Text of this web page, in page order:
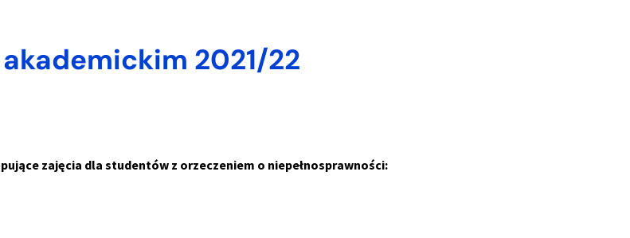
2021/22
zajęcia dla studentów z orzeczeniem o niepełnosprawności: